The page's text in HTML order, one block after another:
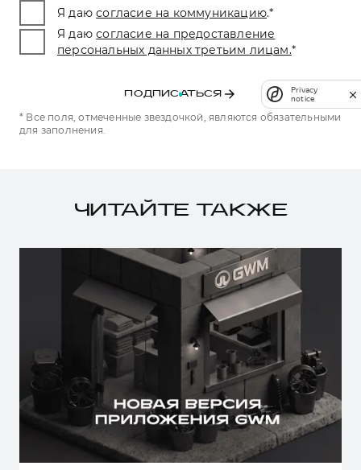
Я даю согласие на коммуникацию.*
Я даю согласие на предоставление
персональных данных третьим лицам.*
ПОДПИСАТЬСЯ
* Все поля, отмеченные звездочкой, являются обязательными
для заполнения.
ЧИТАЙТЕ ТАКЖЕ
Privacy
notice